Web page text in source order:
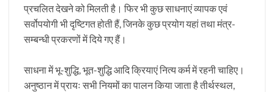
प्रचलित देखने को मिलती है। फिर भी कुछ साधनाएं व्यापक एवं
सर्वोपयोगी भी दृष्टिगत होती हैं, जिनके कुछ प्रयोग यहां तथा मंत्र-
सम्बन्धी प्रकरणों में दिये गए हैं।
साधना में भू-शुद्धि, भूत-शुद्धि आदि क्रियाएं नित्य कर्म में रहनी चाहिए।
अनुष्ठान में प्रायः सभी नियमों का पालन किया जाता है तीर्थस्थल,